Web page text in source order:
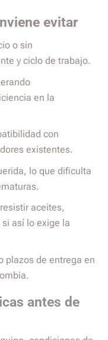
evitar
o sin
y ciclo de trabajo.
en la
con
existentes.
lo que dificulta
aceites,
así lo exige la
plazos de entrega en
antes de